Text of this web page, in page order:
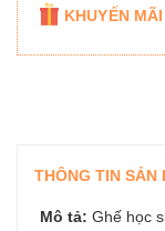
KHUYẾN MÃI
THÔNG TIN SẢN
Mô tả: Ghế học